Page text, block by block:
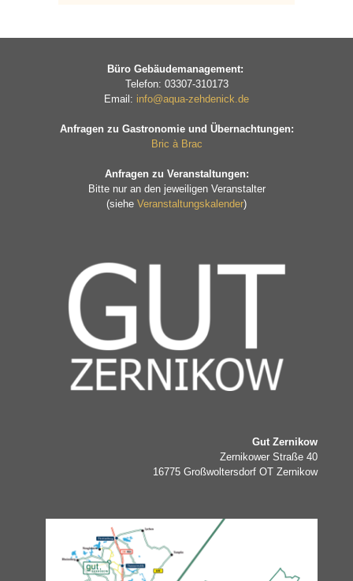
Büro Gebäudemanagement:
Telefon: 03307-310173
Email: info@aqua-zehdenick.de
Anfragen zu Gastronomie und Übernachtungen:
Bric à Brac
Anfragen zu Veranstaltungen:
Bitte nur an den jeweiligen Veranstalter
(siehe Veranstaltungskalender)
Gut Zernikow
Zernikower Straße 40
16775 Großwoltersdorf OT Zernikow